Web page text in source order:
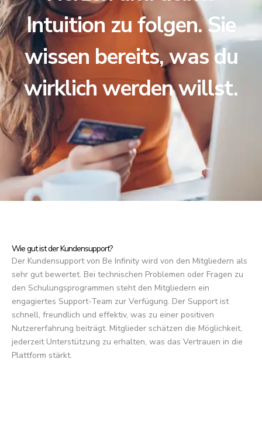
Intuition zu folgen. Sie
wissen bereits, was du
wirklich werden willst.
Wie gut ist der Kundensupport?
Der Kundensupport von Be Infinity wird von den Mitgliedern als
sehr gut bewertet. Bei technischen Problemen oder Fragen zu
den Schulungsprogrammen steht den Mitgliedern ein
engagiertes Support-Team zur Verfügung. Der Support ist
schnell, freundlich und effektiv, was zu einer positiven
Nutzererfahrung beiträgt. Mitglieder schätzen die Möglichkeit,
jederzeit Unterstützung zu erhalten, was das Vertrauen in die
Plattform stärkt.